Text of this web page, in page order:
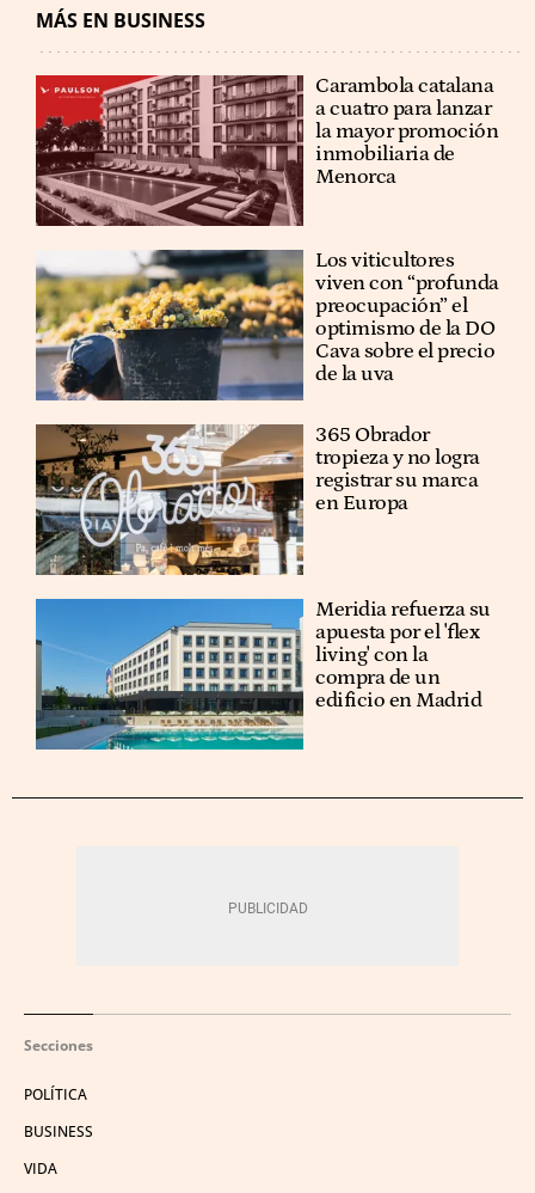
MÁS EN BUSINESS
Carambola catalana
a cuatro para lanzar
la mayor promoción
inmobiliaria de
Menorca
Los viticultores
viven con “profunda
preocupación” el
optimismo de la DO
Cava sobre el precio
de la uva
365 Obrador
tropieza y no logra
registrar su marca
en Europa
Meridia refuerza su
apuesta por el 'flex
living' con la
compra de un
edificio en Madrid
Secciones
POLÍTICA
BUSINESS
VIDA